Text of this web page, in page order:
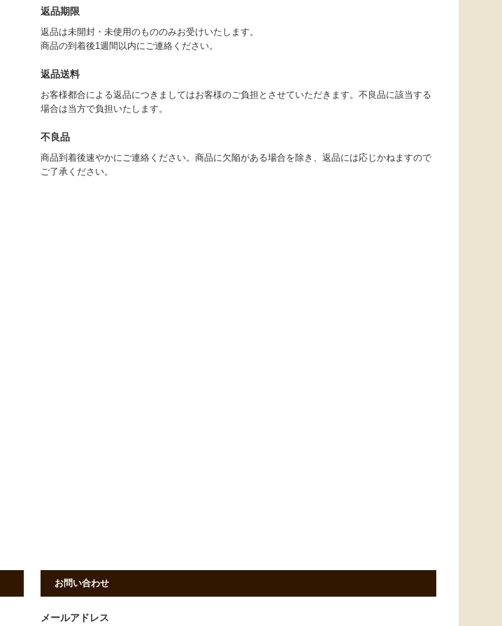
返品期限
返品は未開封・未使用のもののみお受けいたします。
商品の到着後1週間以内にご連絡ください。
返品送料
お客様都合による返品につきましてはお客様のご負担とさせていただきます。不良品に該当する
場合は当方で負担いたします。
不良品
商品到着後速やかにご連絡ください。商品に欠陥がある場合を除き、返品には応じかねますので
ご了承ください。
お問い合わせ
メールアドレス